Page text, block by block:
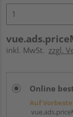
inkl. MwSt. zzgl.
Online
Auf